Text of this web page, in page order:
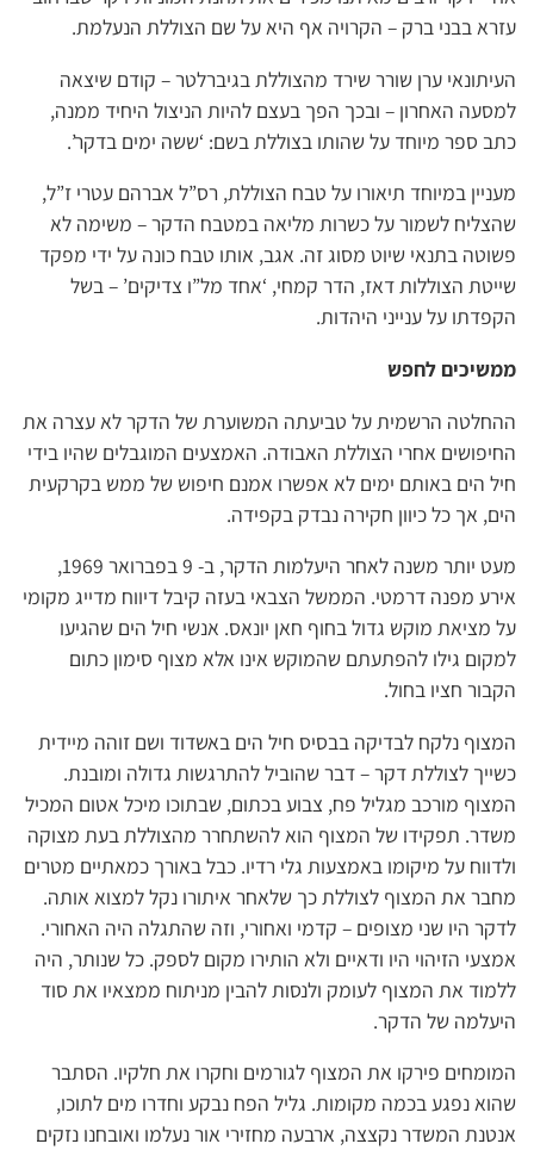
עזרא בבני ברק – הקרויה אף היא על שם הצוללת הנעלמת.
העיתונאי ערן שורר שירד מהצוללת בגיברלטר – קודם שיצאה
למסעה האחרון – ובכך הפך בעצם להיות הניצול היחיד ממנה,
כתב ספר מיוחד על שהותו בצוללת בשם: ‘ששה ימים בדקר’.
מעניין במיוחד תיאורו על טבח הצוללת, רס”ל אברהם עטרי ז”ל,
שהצליח לשמור על כשרות מליאה במטבח הדקר – משימה לא
פשוטה בתנאי שיוט מסוג זה. אגב, אותו טבח כונה על ידי מפקד
שייטת הצוללות דאז, הדר קמחי, ‘אחד מל”ו צדיקים’ – בשל
הקפדתו על ענייני היהדות.
ממשיכים לחפש
ההחלטה הרשמית על טביעתה המשוערת של הדקר לא עצרה את
החיפושים אחרי הצוללת האבודה. האמצעים המוגבלים שהיו בידי
חיל הים באותם ימים לא אפשרו אמנם חיפוש של ממש בקרקעית
הים, אך כל כיוון חקירה נבדק בקפידה.
מעט יותר משנה לאחר היעלמות הדקר, ב- 9 בפברואר 1969,
אירע מפנה דרמטי. הממשל הצבאי בעזה קיבל דיווח מדייג מקומי
על מציאת מוקש גדול בחוף חאן יונאס. אנשי חיל הים שהגיעו
למקום גילו להפתעתם שהמוקש אינו אלא מצוף סימון כתום
הקבור חציו בחול.
המצוף נלקח לבדיקה בבסיס חיל הים באשדוד ושם זוהה מיידית
כשייך לצוללת דקר – דבר שהוביל להתרגשות גדולה ומובנת.
המצוף מורכב מגליל פח, צבוע בכתום, שבתוכו מיכל אטום המכיל
משדר. תפקידו של המצוף הוא להשתחרר מהצוללת בעת מצוקה
ולדווח על מיקומו באמצעות גלי רדיו. כבל באורך כמאתיים מטרים
מחבר את המצוף לצוללת כך שלאחר איתורו נקל למצוא אותה.
לדקר היו שני מצופים – קדמי ואחורי, וזה שהתגלה היה האחורי.
אמצעי הזיהוי היו ודאיים ולא הותירו מקום לספק. כל שנותר, היה
ללמוד את המצוף לעומק ולנסות להבין מניתוח ממצאיו את סוד
היעלמה של הדקר.
המומחים פירקו את המצוף לגורמים וחקרו את חלקיו. הסתבר
שהוא נפגע בכמה מקומות. גליל הפח נבקע וחדרו מים לתוכו,
אנטנת המשדר נקצצה, ארבעה מחזירי אור נעלמו ואובחנו נזקים